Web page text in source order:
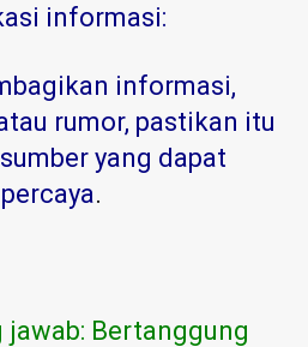
informasi:
informasi,
rumor, pastikan itu
yang dapat
.
Bertanggung